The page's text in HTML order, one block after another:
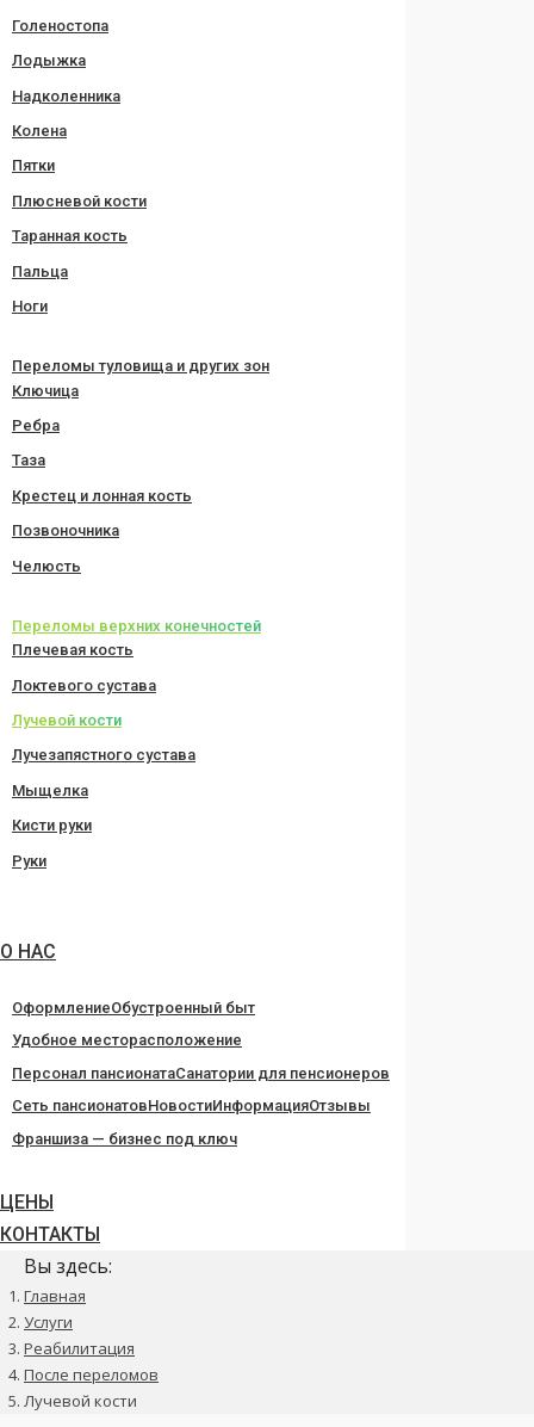
Голеностопа
Лодыжка
Надколенника
Колена
Пятки
Плюсневой кости
Таранная кость
Пальца
Ноги
Переломы туловища и других зон
Ключица
Ребра
Таза
Крестец и лонная кость
Позвоночника
Челюсть
Переломы верхних конечностей
Плечевая кость
Локтевого сустава
Лучевой кости
Лучезапястного сустава
Мыщелка
Кисти руки
Руки
О НАС
ОформлениеОбустроенный быт
Удобное месторасположение
Персонал пансионатаСанатории для пенсионеров
Сеть пансионатовНовостиИнформацияОтзывы
Франшиза — бизнес под ключ
ЦЕНЫ
КОНТАКТЫ
Вы здесь:
Главная
Услуги
Реабилитация
После переломов
Лучевой кости